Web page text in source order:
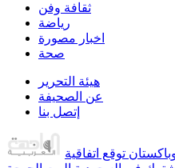
ثقافة وفن
رياضة
اخبار مصورة
صحة
هيئة التحرير
عن الصحيفة
إتصل بنا
توقع اتفاقية